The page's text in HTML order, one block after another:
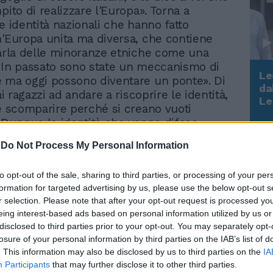
Do Not Process My Personal Information
opt-out of the sale, sharing to third parties, or processing of your
for targeted advertising by us, please use the below opt-out
selection. Please note that after your opt-out request is processed
interest-based ads based on personal information utilized by us
to third parties prior to your opt-out. You may separately
of your personal information by third parties on the IAB’s list of
This information may also be disclosed by us to third parties on the
Participants that may further disclose it to other third parties.
di realizzare l'Europa». Torna a
identità nazionali che hanno fatto
unita ma diversa, che contiene
delle minoranze etniche come una
passato sono state un meccanismo di
ma oggi possono diventare un ponte». Di
ragazzi ad andare a riscoprire le identità,
scomparire perché si creano vuoti
le identità che vanno difese
Bisogna mantenere la propria
si sposti si trovi un McDonald's. La forza
è quella di essere uniti nelle diversità».
Alemanno, la globalizzazione crea due
le identità e il rapporto tra i popoli
solo da logiche di mercato». L'appello
a cercare le identità culturali e
Riscoprire le tradizioni. Sono temi
Rudy Giuliani a Come States?
Trump, Meloni e la strategia
americana